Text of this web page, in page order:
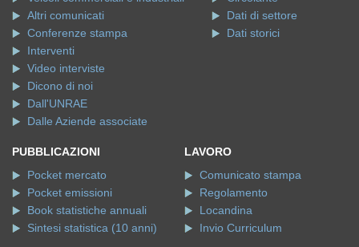
Altri comunicati
Conferenze stampa
Interventi
Video interviste
Dicono di noi
Dall'UNRAE
Dalle Aziende associate
Dati di settore
Dati storici
PUBBLICAZIONI
Pocket mercato
Pocket emissioni
Book statistiche annuali
Sintesi statistica (10 anni)
LAVORO
Comunicato stampa
Regolamento
Locandina
Invio Curriculum